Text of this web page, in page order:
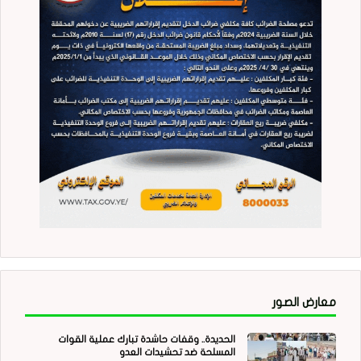
معارض الصور
الحديدة.. وقفات حاشدة تبارك عملية القوات
المسلحة ضد تحشيدات العدو